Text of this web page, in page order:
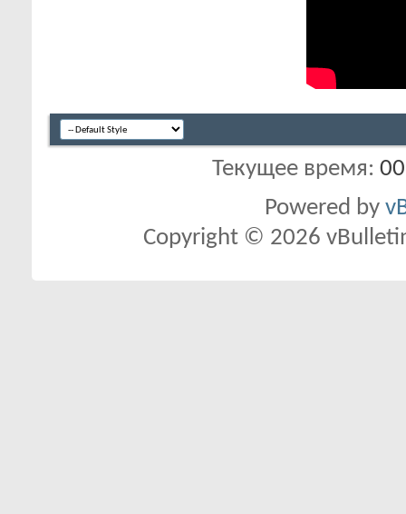
Текущее время:
Powered by
Copyright © 2026